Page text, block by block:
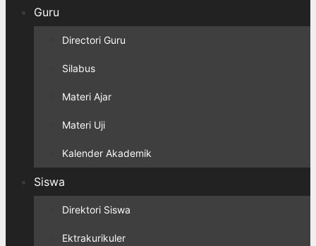
Guru
Directori Guru
Silabus
Materi Ajar
Materi Uji
Kalender Akademik
Siswa
Direktori Siswa
Ektrakurikuler